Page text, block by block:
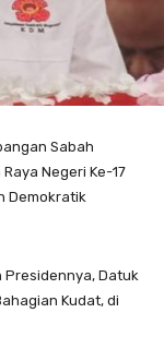
Sabah
Negeri Ke-17
Demokratik
Presidennya, Datuk
Kudat, di